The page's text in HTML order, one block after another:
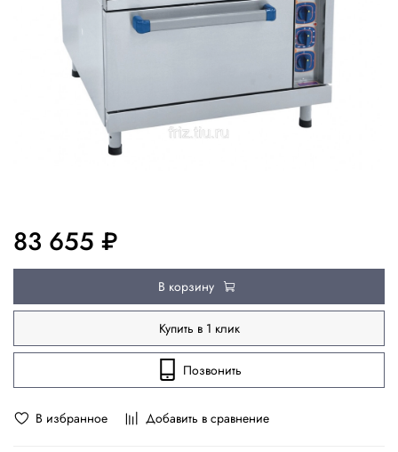
В избранное Добавить в сравнение
83 655 ₽
В корзину
Купить в 1 клик
Позвонить